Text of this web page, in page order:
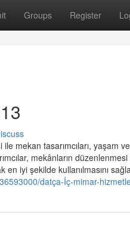
Groups Register
mekan tasarımcıları, yaşam
mekânların
iyi şekilde kullanılmasını
datça-İç-mimar-